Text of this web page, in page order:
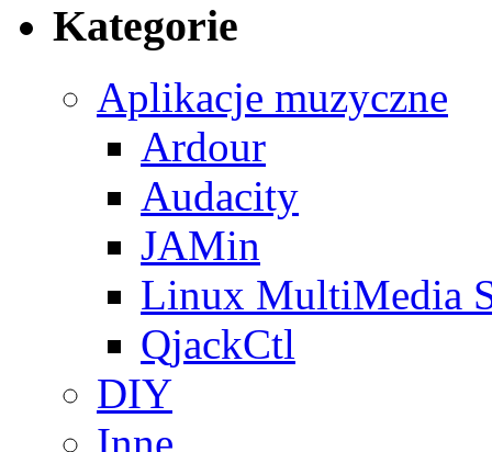
Kategorie
Aplikacje muzyczne
Ardour
Audacity
JAMin
Linux MultiMedia
QjackCtl
DIY
Inne